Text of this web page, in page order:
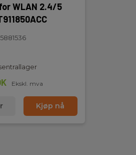
WLAN 2.4/5
Ekskl. mva
Kjøp nå